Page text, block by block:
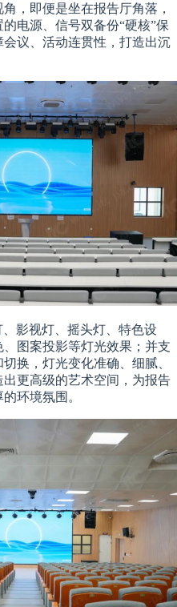
，即便是坐在报告厅角落，
电源、信号双备份“硬核”保
议、活动连贯性，打造出沉
影视灯、摇头灯、特色设
图案投影等灯光效果；并支
换，灯光变化准确、细腻、
更高级的艺术空间，为报告
环境氛围。